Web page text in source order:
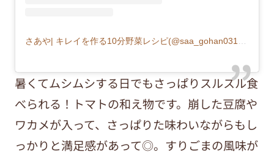
さあや| キレイを作る10分野菜レシピ(@saa_gohan0312)がシェアした投稿
暑くてムシムシする日でもさっぱりスルスル食
べられる！トマトの和え物です。崩した豆腐や
ワカメが入って、さっぱりた味わいながらもし
っかりと満足感があって◎。すりごまの風味が